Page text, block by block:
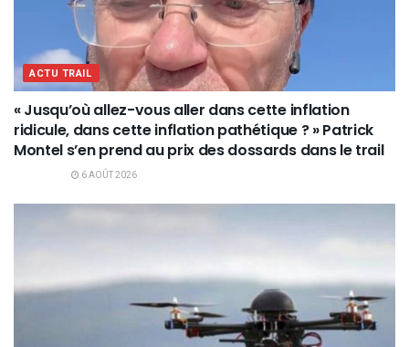
ACTU TRAIL
« Jusqu’où allez-vous aller dans cette inflation
ridicule, dans cette inflation pathétique ? » Patrick
Montel s’en prend au prix des dossards dans le trail
6 AOÛT 2026